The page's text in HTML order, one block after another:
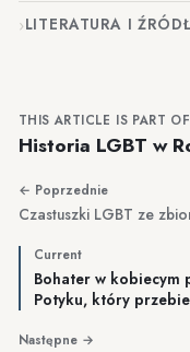
LITERATURA I
THIS ARTICLE IS PART
Historia LGBT w
← Poprzednie
Czastuszki LGBT ze
Current
Bohater w kobiecym
Potyku, który
Następne →